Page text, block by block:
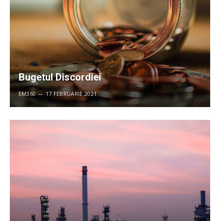
Bugetul Discordiei
EM360 17 FEBRUARIE 2021